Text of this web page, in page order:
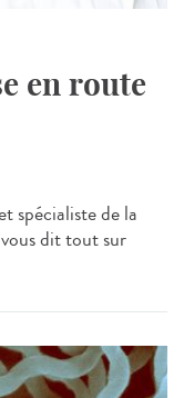
en route
spécialiste de la
dit tout sur